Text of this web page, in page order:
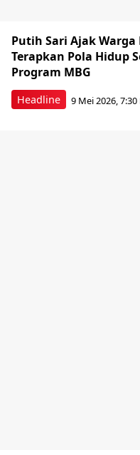
Headline
Putih Sari Ajak Warga
Terapkan Pola Hidup
Program MBG
9 Mei 2026, 7:30